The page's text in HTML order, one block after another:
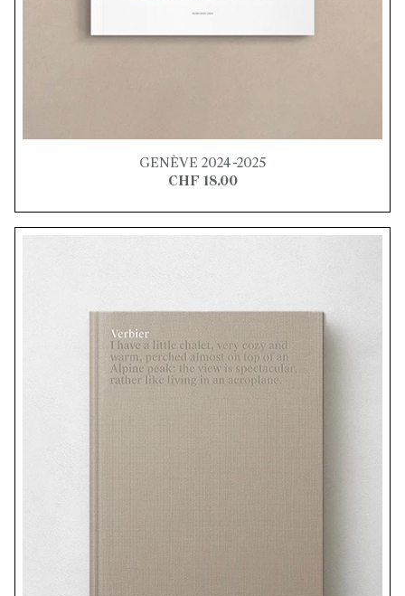
GENÈVE 2024-2025
CHF 18.00